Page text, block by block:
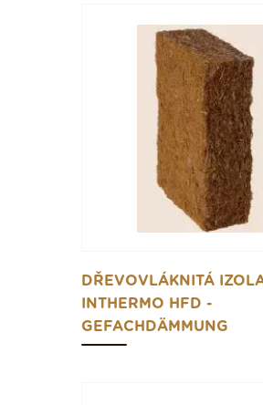
DŘEVOVLÁKNITÁ
INTHERMO HFD -
GEFACHDÄMMUNG